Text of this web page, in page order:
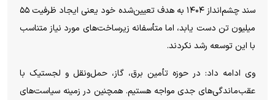
سند چشم‌انداز ۱۴۰۴ به هدف تعیین‌شده خود یعنی ایجاد ظرفیت ۵۵
میلیون تن دست یابد، اما متأسفانه زیرساخت‌های مورد نیاز متناسب
با این توسعه رشد نکردند.
وی ادامه داد: در حوزه تأمین برق، گاز، حمل‌ونقل و لجستیک با
عقب‌ماندگی‌های جدی مواجه هستیم. همچنین در زمینه سیاست‌های